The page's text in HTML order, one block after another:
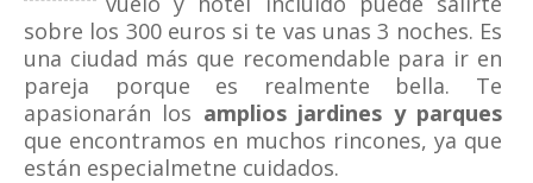
sobre los 300 euros si te vas unas 3 noches. Es
una ciudad más que recomendable para ir en
pareja porque es realmente bella. Te
apasionarán los amplios jardines y parques
que encontramos en muchos rincones, ya que
están especialmetne cuidados.